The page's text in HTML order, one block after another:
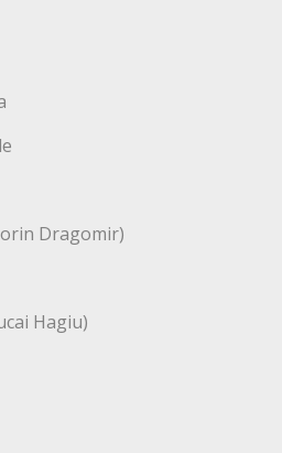
Dragomir)
Hagiu)